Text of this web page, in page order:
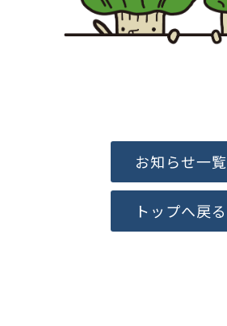
お知らせ一覧
トップへ戻る